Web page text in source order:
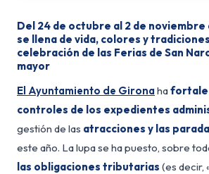
Del 24 de octubre al 2 de noviembre
se llena de vida, colores y
celebración de las Ferias de San
mayor
El Ayuntamiento de Girona ha
controles de los expedientes
gestión de las atracciones y las
este año. La lupa se ha puesto, sobre
las obligaciones tributarias (es decir,